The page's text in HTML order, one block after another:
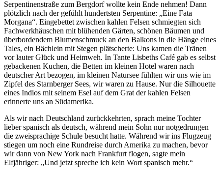
Serpentinenstraße zum Bergdorf wollte kein Ende nehmen! Dann
plötzlich nach der gefühlt hundertsten Serpentine:
Eine Fata
Morgana . Eingebettet zwischen kahlen Felsen schmiegten sich
Fachwerkhäuschen mit blühenden Gärten, schönen Bäumen und
überbordendem Blumenschmuck an den Balkons in die Hänge eines
Tales, ein Bächlein mit Stegen plätscherte: Uns kamen die Tränen
vor lauter Glück und Heimweh. In Tante Lisbeths Café gab es selbst
gebackenen Kuchen, die Betten im kleinen Hotel waren nach
deutscher Art bezogen, im kleinen Natursee fühlten wir uns wie im
Zipfel des Starnberger Sees, wir waren zu Hause. Nur die Silhouette
eines Indios mit seinem Esel auf dem Grat der kahlen Felsen
erinnerte uns an Südamerika.
Als wir nach Deutschland zurückkehrten, sprach meine Tochter
lieber spanisch als deutsch, während mein Sohn nur notgedrungen
die zweisprachige Schule besucht hatte. Während wir ins Flugzeug
stiegen um noch eine Rundreise durch Amerika zu machen, bevor
wir dann von New York nach Frankfurt flogen, sagte mein
Elfjähriger:
Und jetzt spreche ich kein Wort spanisch mehr.